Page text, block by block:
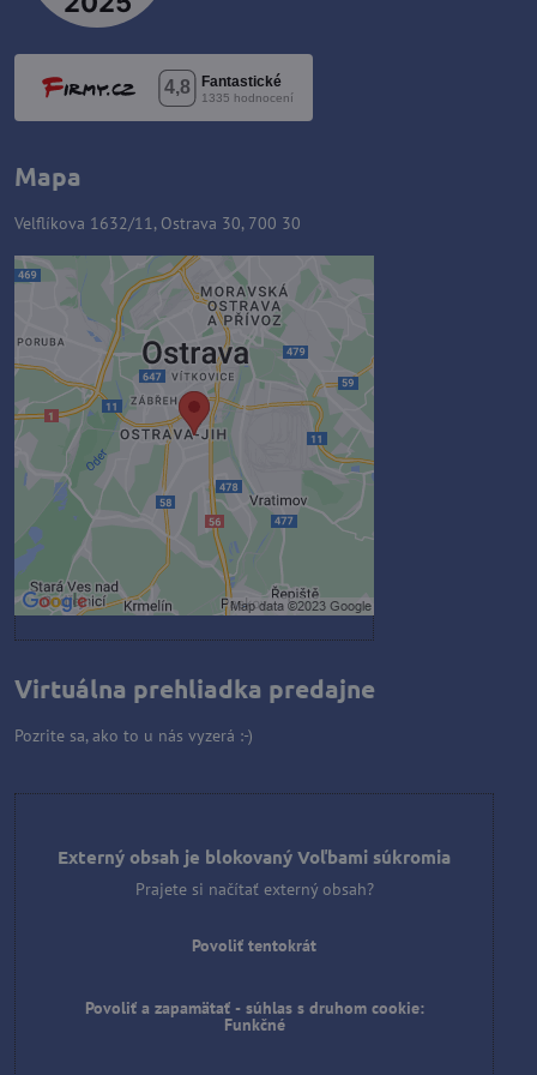
Mapa
Velflíkova 1632/11, Ostrava 30, 700 30
Externý obsah je blokovaný
Voľbami súkromia
Prajete si načítať externý obsah?
Povoliť tentokrát
Povoliť a zapamätať - súhlas s
druhom cookie: Funkčné
Otvoriť obsah v novom okne
Virtuálna prehliadka predajne
Pozrite sa, ako to u nás vyzerá :-)
Externý obsah je blokovaný Voľbami súkromia
Prajete si načítať externý obsah?
Povoliť tentokrát
Povoliť a zapamätať - súhlas s druhom cookie:
Funkčné